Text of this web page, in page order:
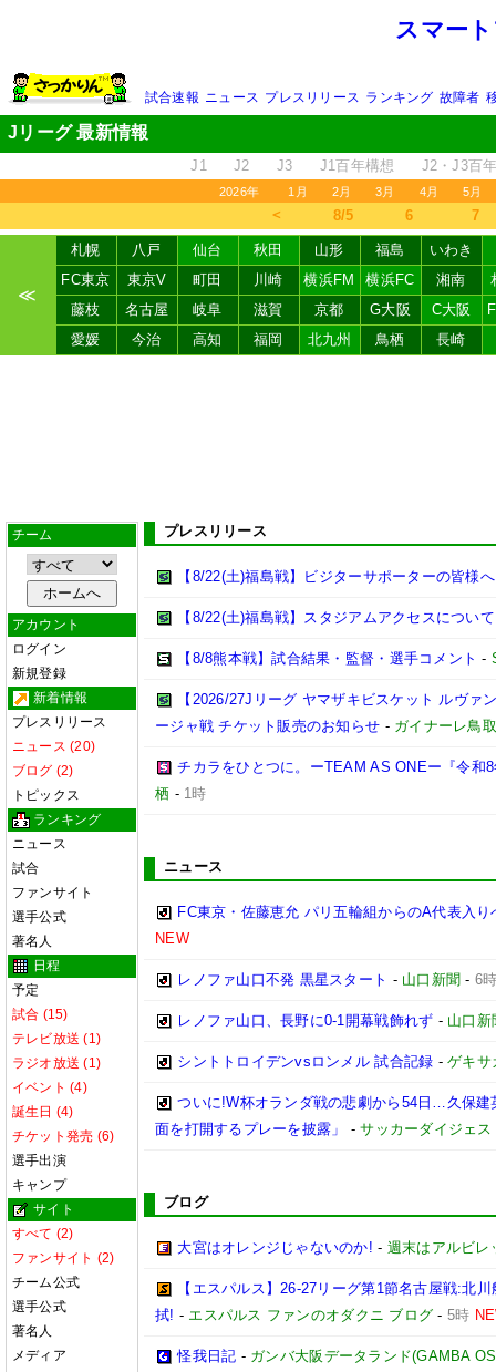
スマー
試合速報 ニュース プレスリリース ランキング 故障者
Jリーグ 最新情報
J1 J2 J3 J1百年構想 J2・J3百
2026年 1月 2月 3月 4月 5月
＜ 8/5 6 7
≪
札幌 八戸 仙台 秋田 山形 福島
いわき
FC東京
東京V 町田 川崎 横浜FM 横浜FC 湘南
藤枝
名古屋 岐阜 滋賀 京都 G大阪 C大阪
愛媛
今治 高知 福岡 北九州 鳥栖 長崎
チーム
アカウント
ログイン
新規登録
新着情報
プレスリリース
ニュース (20)
ブログ (2)
トピックス
ランキング
ニュース
試合
ファンサイト
選手公式
著名人
日程
予定
試合 (15)
テレビ放送 (1)
ラジオ放送 (1)
イベント (4)
誕生日 (4)
チケット発売 (6)
選手出演
キャンプ
サイト
すべて (2)
ファンサイト (2)
チーム公式
選手公式
著名人
メディア
プレスリリース
【8/22(土)福島戦】ビジターサポーターの皆様へ
【8/22(土)福島戦】スタジアムアクセスについて
【8/8熊本戦】試合結果・監督・選手コメント -
【2026/27Jリーグ ヤマザキビスケット ルヴ
ージャ戦 チケット販売のお知らせ - ガイナーレ鳥取
チカラをひとつに。ーTEAM AS ONEー『令和
栖 - 1時
ニュース
FC東京・佐藤恵允 パリ五輪組からのA代表入
NEW
レノファ山口不発 黒星スタート - 山口新聞 - 6
レノファ山口、長野に0-1開幕戦飾れず - 山口新
シントトロイデンvsロンメル 試合記録 -ゲキサ
ついに!W杯オランダ戦の悲劇から54日…久保
面を打開するプレーを披露」
-サッカーダイジェ
ブログ
大宮はオレンジじゃないのか! - 週末はアルビレ
【エスパルス】26-27リーグ第1節名古屋戦:北
拭! - エスパルス ファンのオダクニ ブログ - 5時
怪我日記 - ガンバ大阪データランド(GAMBA